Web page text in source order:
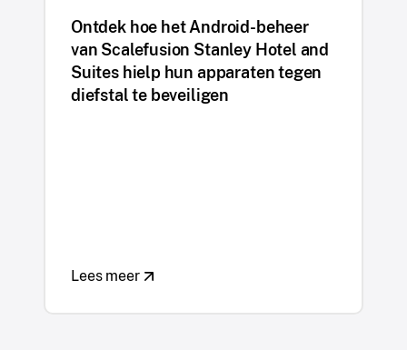
Ontdek hoe het Android-beheer
van Scalefusion Stanley Hotel and
Suites hielp hun apparaten tegen
diefstal te beveiligen
Lees meer